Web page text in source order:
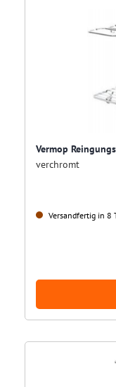
Vermop
verchromt
Versandfertig in 8